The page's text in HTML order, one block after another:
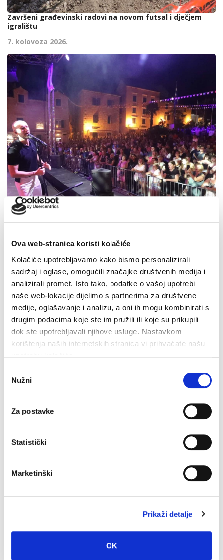
Ova web-stranica koristi kolačiće
Kolačiće upotrebljavamo kako bismo personalizirali
sadržaj i oglase, omogućili značajke društvenih medija i
analizirali promet. Isto tako, podatke o vašoj upotrebi
naše web-lokacije dijelimo s partnerima za društvene
medije, oglašavanje i analizu, a oni ih mogu kombinirati s
drugim podacima koje ste im pružili ili koje su prikupili
dok ste upotrebljavali njihove usluge. Nastavkom
korištenja naših internetskih stranica vi prihvaćate našu
pristanka
Nužni
Za postavke
Statistički
Marketinški
Prikaži detalje
OK
Završeni građevinski radovi na novom futsal i dječjem
igralištu
7. kolovoza 2026.
Makarska proslavila Dan pobjede uz Marka Škugora
6. kolovoza 2026.
Dan pobjede i domovinske zahvalnosti i Dan hrvatskih